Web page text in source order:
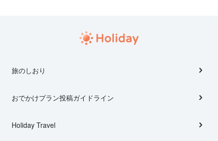
旅のしおり
おでかけプラン投稿ガイドライン
Holiday Travel